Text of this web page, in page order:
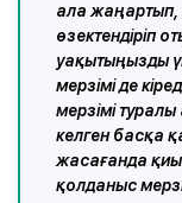
ала
өзектендіріп
уақытыңызды
мерзімі де
мерзімі
келген басқа
жасағанда
қолданыс